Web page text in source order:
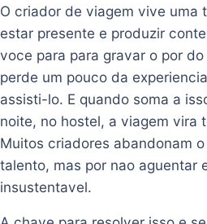
O criador de viagem vive uma
estar presente e produzir
voce para para gravar o por
perde um pouco da
assisti-lo. E quando soma a
noite, no hostel, a viagem vira
Muitos criadores abandonam
talento, mas por nao aguentar
insustentavel.